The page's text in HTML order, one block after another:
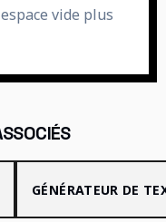
vide plus
GÉNÉRATEUR DE